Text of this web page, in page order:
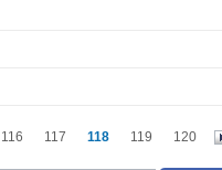
116 117 118 119 120